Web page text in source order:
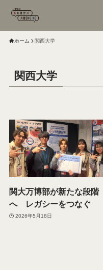
ホーム 関西大学
関西大学
関大万博部が新たな段階
へ レガシーをつなぐ
2026年5月18日